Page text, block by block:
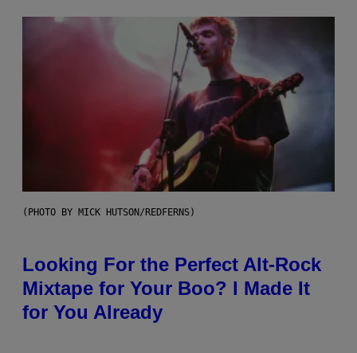
(PHOTO BY MICK HUTSON/REDFERNS)
Looking For the Perfect Alt-Rock
Mixtape for Your Boo? I Made It
for You Already